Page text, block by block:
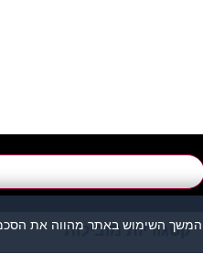
קטגוריות מובילות
. המשך השימוש באתר מהווה את